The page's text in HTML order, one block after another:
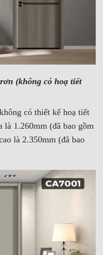
(không có hoạ tiết
có thiết kế hoạ tiết
là 1.260mm (đã bao gồm
là 2.350mm (đã bao